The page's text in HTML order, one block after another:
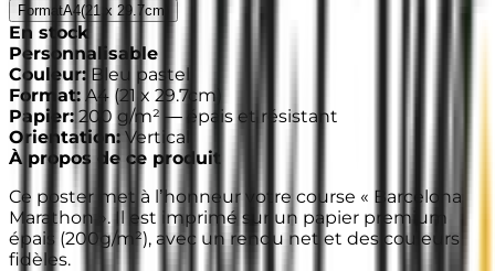
FormatA4(21 x 29.7cm
En stock
Personnalisable
Couleur: Bleu pastel
Format: A4 (21 x 29.7cm
Papier: 200 g/m² — épais et résistant
Orientation: Vertical
À propos de ce produit
Ce poster met à l’honneur votre course « Barcelona
Marathon ». Il est imprimé sur un papier premium
épais (200g/m²), avec un rendu net et des couleurs
fidèles.